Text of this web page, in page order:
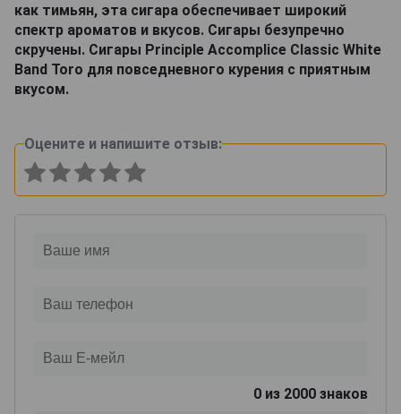
как тимьян, эта сигара обеспечивает широкий
спектр ароматов и вкусов. Сигары безупречно
скручены. Сигары Principle Accomplice Classic White
Band Toro для повседневного курения с приятным
вкусом.
Оцените и напишите отзыв:
0 из 2000 знаков